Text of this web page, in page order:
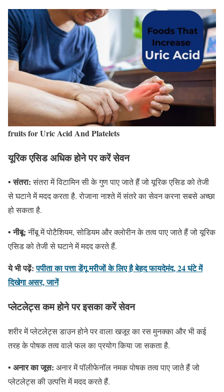
fruits for Uric Acid And Platelets
यूरिक एसिड अधिक होने पर करें सेवन
• संतरा:संतरा में विटामिन सी के गुण पाए जाते हैं जो यूरिक एसिड को तेजी
से घटाने में मदद करता है. रोजाना नाश्ते में संतरे का सेवन करना सबसे अच्छा
हो सकता है.
• नीबू:नींबू में पोटैशियम, सोडियम और क्लोरीन के तत्व पाए जाते हैं जो यूरिक
एसिड को तेजी से घटाने में मदद करते हैं.
ये भी पढ़ें:पपीता का पत्ता डेंगू मरीजों के लिए है बेहद फायदेमंद, 24 घंटे में
दिखेगा असर, जानें
प्लेटलेट्स कम होने पर इसका करें सेवन
शरीर में प्लेटलेट्स डाउन होने पर वाला खजूर का रस मुनक्का और भी कई
तरह के पोषक तत्व वाले फल का प्रयोग किया जा सकता है.
• अनार का जूस: अनार में पॉलीफेनॉल नमक पोषक तत्व पाए जाते हैं जो
प्लेटलेट्स की उत्पत्ति में मदद करते हैं.